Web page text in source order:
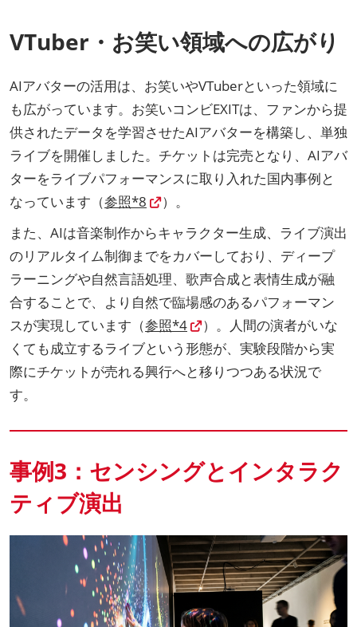
VTuber・お笑い領域への広がり
AIアバターの活用は、お笑いやVTuberといった領域に
も広がっています。お笑いコンビEXITは、ファンから提
供されたデータを学習させたAIアバターを構築し、単独
ライブを開催しました。チケットは完売となり、AIアバ
ターをライブパフォーマンスに取り入れた国内事例と
なっています（参照*8
）。
また、AIは音楽制作からキャラクター生成、ライブ演出
のリアルタイム制御までをカバーしており、ディープ
ラーニングや自然言語処理、歌声合成と表情生成が融
合することで、より自然で臨場感のあるパフォーマン
スが実現しています（参照*4
）。人間の演者がいな
くても成立するライブという形態が、実験段階から実
際にチケットが売れる興行へと移りつつある状況で
す。
事例3：センシングとインタラク
ティブ演出